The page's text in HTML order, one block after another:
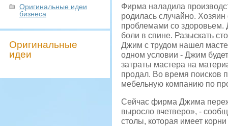
Оригинальные идеи
бизнеса
Оригинальные
идеи
Фирма наладила
родилась случайно.
проблемами со здоровьем.
боли в спине. Разыскать
Джим с трудом нашел
одном условии - Джим
затраты мастера на
продал. Во время поисков
мебельную компанию по
Сейчас фирма Джима
выросло вчетверо», -
столы, которая имеет